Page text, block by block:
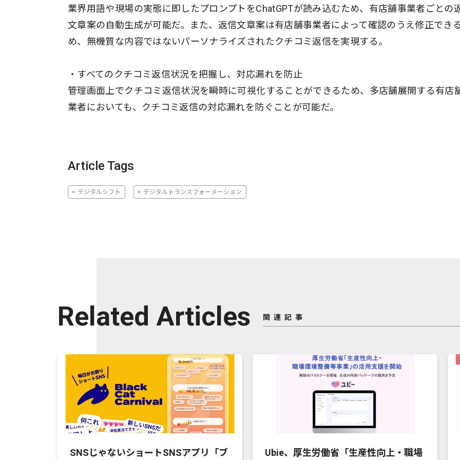
業界用語や現場の実態に即したプロンプトをChatGPTが読み込むため、有店舗事業者ごとの
文章案の自動生成が可能だ。また、返信文章案は有店舗事業者によって確認のうえ修正でき
め、無機質な内容ではないパーソナライズされたクチコミ返信を実現する。
・すべてのクチコミ返信状況を把握し、対応漏れを防止
管理画面上でクチコミ返信状況を瞬時に可視化することができるため、多店舗展開する有店
業者においても、クチコミ返信の対応漏れを防ぐことが可能だ。
Article Tags
デジタルシフト デジタルトランスフォーメーション
Related Articles 関連記事
SNSじゃないショートSNSアプリ「ブ Ubie、厚生労働省「生産性向上・職場